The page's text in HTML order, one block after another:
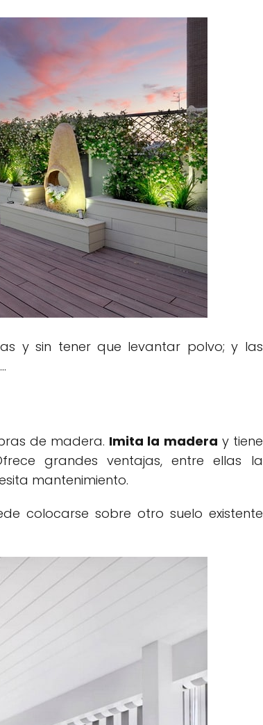
y sin tener que levantar polvo; y las
de madera. Imita la madera y tiene
grandes ventajas, entre ellas la
mantenimiento.
colocarse sobre otro suelo existente